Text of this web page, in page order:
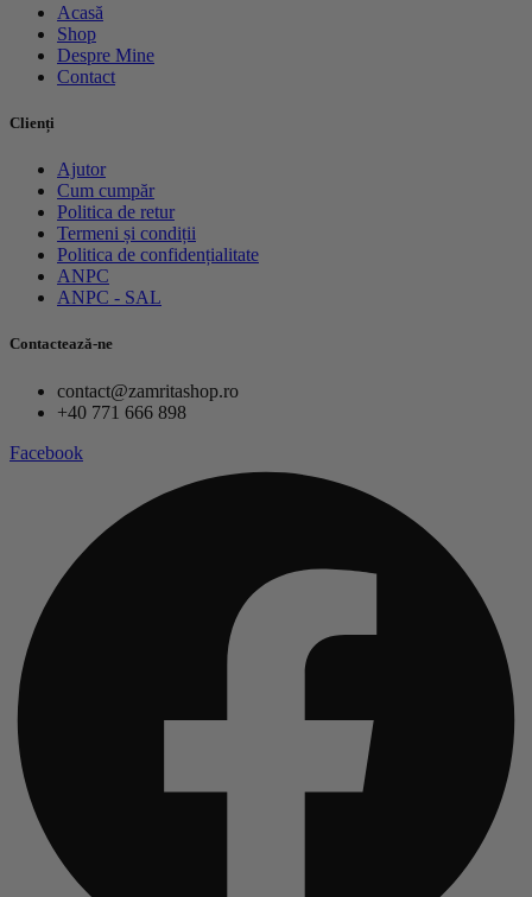
Acasă
Shop
Despre Mine
Contact
Clienți
Ajutor
Cum cumpăr
Politica de retur
Termeni și condiții
Politica de confidențialitate
ANPC
ANPC - SAL
Contactează-ne
contact@zamritashop.ro
+40 771 666 898
Facebook